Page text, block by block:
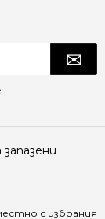
с избрания